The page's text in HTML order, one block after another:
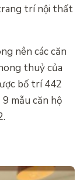
trí nội thất
nên các căn
thuỷ của
bố trí 442
mẫu căn hộ